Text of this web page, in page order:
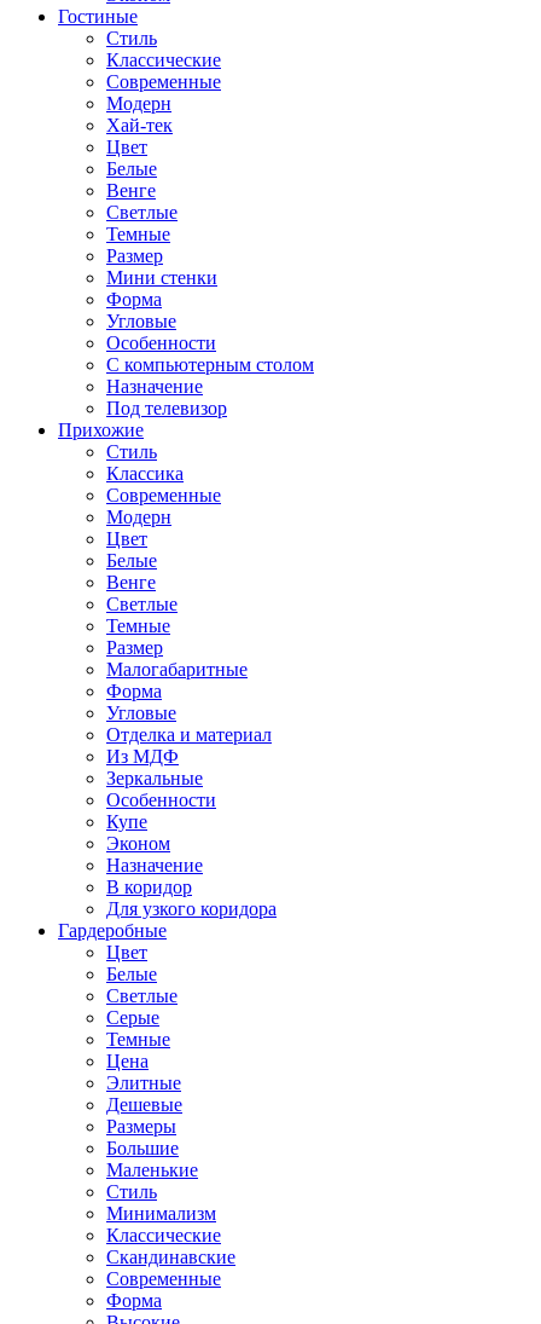
Гостиные
Стиль
Классические
Современные
Модерн
Хай-тек
Цвет
Белые
Венге
Светлые
Темные
Размер
Мини стенки
Форма
Угловые
Особенности
С компьютерным столом
Назначение
Под телевизор
Прихожие
Стиль
Классика
Современные
Модерн
Цвет
Белые
Венге
Светлые
Темные
Размер
Малогабаритные
Форма
Угловые
Отделка и материал
Из МДФ
Зеркальные
Особенности
Купе
Эконом
Назначение
В коридор
Для узкого коридора
Гардеробные
Цвет
Белые
Светлые
Серые
Темные
Цена
Элитные
Дешевые
Размеры
Большие
Маленькие
Стиль
Минимализм
Классические
Скандинавские
Современные
Форма